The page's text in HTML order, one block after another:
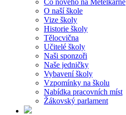
Co nového na Metelkárně
O naší škole
Vize školy
Historie školy
Tělocvična
Učitelé školy
Naši sponzoři
Naše jedničky
Vybavení školy
Vzpomínky na školu
Nabídka pracovních míst
Žákovský parlament